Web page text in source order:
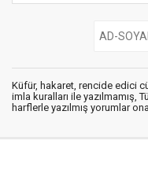
Küfür, hakaret, rencide edici
imla kuralları ile yazılmamış,
harflerle yazılmış yorumlar